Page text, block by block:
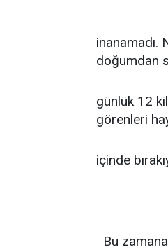
inanamadı.
doğumdan
günlük 12
görenleri
içinde
Bu